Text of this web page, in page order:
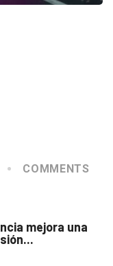
COMMENTS
mejora una